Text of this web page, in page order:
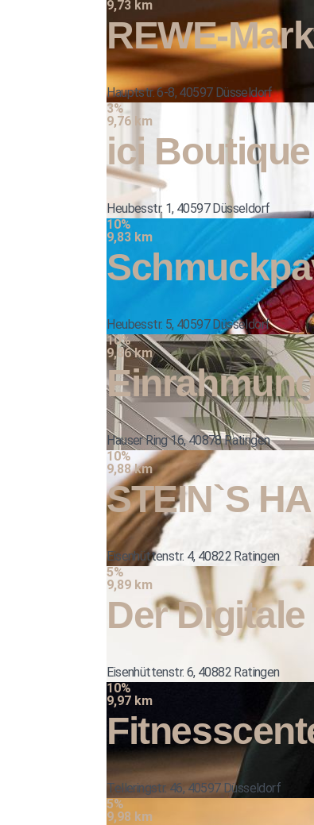
9,73 km
REWE-
Hauptstr. 6-8, 40597 Düsseldorf
3%
9,76 km
ici
Heubesstr. 1, 40597 Düsseldorf
10%
9,83 km
Heubesstr. 5, 40597 Düsseldorf
10%
9,86 km
Hauser Ring 16, 40878 Ratingen
10%
9,88 km
STEIN`S
Eisenhüttenstr. 4, 40822 Ratingen
5%
9,89 km
Der
Eisenhüttenstr. 6, 40882 Ratingen
10%
9,97 km
Telleringstr. 46, 40597 Düsseldorf
5%
9,98 km